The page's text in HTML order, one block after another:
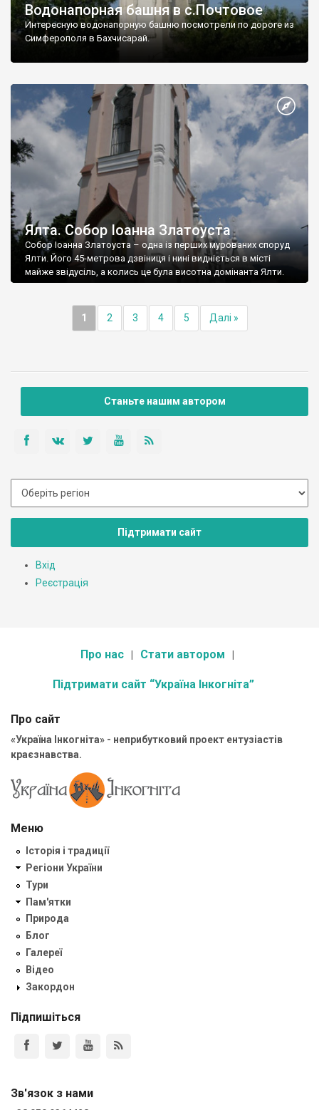
Водонапорная башня в с.Почтовое
Интересную водонапорную башню посмотрели по дороге из
Симферополя в Бахчисарай.
Ялта. Собор Іоанна Златоуста
Собор Іоанна Златоуста – одна із перших мурованих споруд
Ялти. Його 45-метрова дзвіниця і нині видніється в місті
майже звідусіль, а колись це була висотна домінанта Ялти.
1 2 3 4 5 Далі »
Станьте нашим автором
Підтримати сайт
Вхід
Реєстрація
Про нас Стати автором
Підтримати сайт “Україна Інкогніта”
Про сайт
«Україна Інкогніта» - неприбутковий проект ентузіастів
краєзнавства.
Меню
Історія і традиції
Регіони України
Тури
Пам'ятки
Природа
Блог
Галереї
Відео
Закордон
Підпишіться
Зв'язок з нами